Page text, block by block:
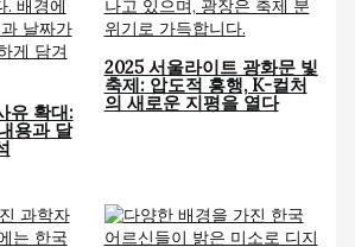
유 확대:
용과 달
2025 서울라이트 광화문 빛
축제: 압도적 흥행, K-컬처
의 새로운 지평을 열다